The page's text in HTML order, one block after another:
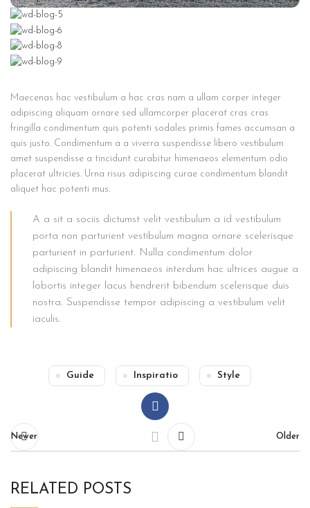
Maecenas hac vestibulum a hac cras nam a ullam corper integer
adipiscing aliquam ornare sed ullamcorper placerat cras cras
fringilla condimentum quis potenti sodales primis fames accumsan a
quis justo. Condimentum a a viverra suspendisse libero vestibulum
amet suspendisse a tincidunt curabitur himenaeos elementum odio
placerat ultricies. Urna risus adipiscing curae condimentum blandit
aliquet hac potenti mus.
A a sit a sociis dictumst velit vestibulum a id vestibulum
porta non parturient vestibulum magna ornare scelerisque
parturient in parturient. Nulla condimentum dolor
adipiscing blandit himenaeos interdum hac ultrices augue a
lobortis integer lacus hendrerit bibendum scelerisque duis
nostra. Suspendisse tempor adipiscing a vestibulum velit
iaculis.
Guide Inspiratio Style
Newer Older
RELATED POSTS